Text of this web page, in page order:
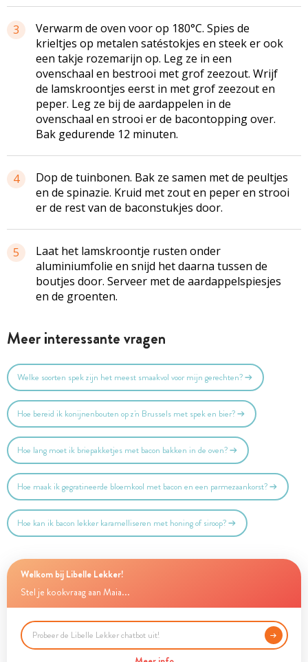
3
Verwarm de oven voor op 180°C. Spies de
krieltjes op metalen satéstokjes en steek er ook
een takje rozemarijn op. Leg ze in een
ovenschaal en bestrooi met grof zeezout. Wrijf
de lamskroontjes eerst in met grof zeezout en
peper. Leg ze bij de aardappelen in de
ovenschaal en strooi er de bacontopping over.
Bak gedurende 12 minuten.
4
Dop de tuinbonen. Bak ze samen met de peultjes
en de spinazie. Kruid met zout en peper en strooi
er de rest van de baconstukjes door.
5
Laat het lamskroontje rusten onder
aluminiumfolie en snijd het daarna tussen de
boutjes door. Serveer met de aardappelspiesjes
en de groenten.
Meer interessante vragen
Welke soorten spek zijn het meest smaakvol voor mijn gerechten?
Hoe bereid ik konijnenbouten op z'n Brussels met spek en bier?
Hoe lang moet ik briepakketjes met bacon bakken in de oven?
Hoe maak ik gegratineerde bloemkool met bacon en een parmezaankorst?
Hoe kan ik bacon lekker karamelliseren met honing of siroop?
Welkom bij Libelle Lekker!
Stel je kookvraag aan Maia...